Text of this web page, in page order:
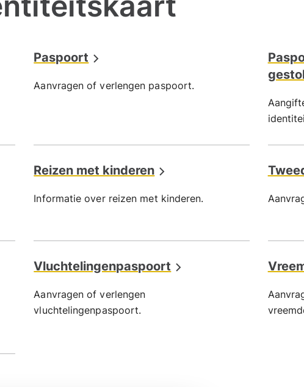
Paspoort
Aanvragen of verlengen paspoort.
Reizen met kinderen
Informatie over reizen met kinderen.
Vluchtelingenpaspoort
Aanvragen of verlengen
vluchtelingenpaspoort.